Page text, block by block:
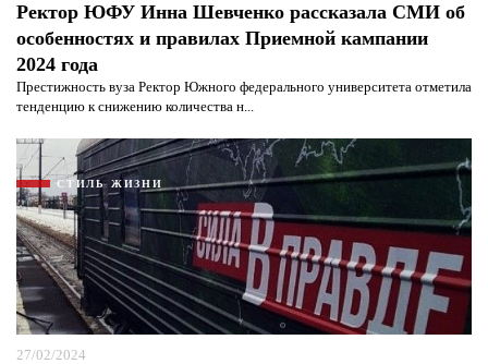
Ректор ЮФУ Инна Шевченко рассказала СМИ об
особенностях и правилах Приемной кампании
2024 года
Престижность вуза Ректор Южного федерального университета отметила
тенденцию к снижению количества н...
СТИЛЬ ЖИЗНИ
27/02/2024
Я согласен сполитикой конфиденциальности и
защиты информации*
Я согласен сполитикой конфиденциальности и
защиты информации*